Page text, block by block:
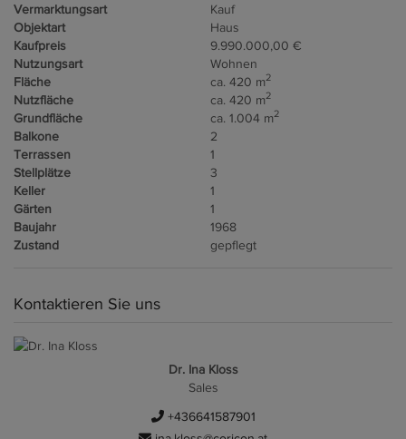
Vermarktungsart
Kauf
Objektart
Haus
Kaufpreis
9.990.000,00 €
Nutzungsart
Wohnen
Fläche
ca. 420 m2
Nutzfläche ca. 420 m2
Grundfläche ca. 1.004 m2
Balkone
2
Terrassen
1
Stellplätze
3
Keller
1
Gärten
1
Baujahr
1968
Zustand
gepflegt
Kontaktieren Sie uns
Dr. Ina Kloss
Sales
+436641587901